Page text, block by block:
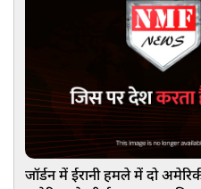
जॉर्डन में ईरानी हमले में दो